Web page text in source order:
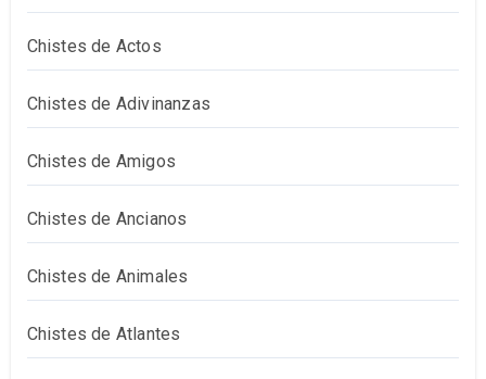
Chistes de Actos
Chistes de Adivinanzas
Chistes de Amigos
Chistes de Ancianos
Chistes de Animales
Chistes de Atlantes